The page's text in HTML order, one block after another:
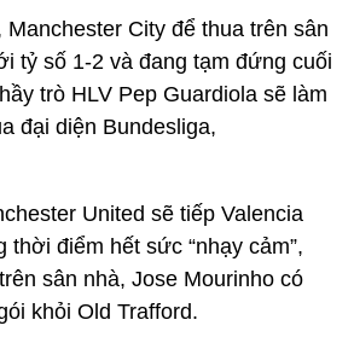
City để thua trên sân
tỷ số 1-2 và đang tạm đứng cuối
trò HLV Pep Guardiola sẽ làm
đại diện Bundesliga,
United sẽ tiếp Valencia
thời điểm hết sức “nhạy cảm”,
sân nhà, Jose Mourinho có
khỏi Old Trafford.